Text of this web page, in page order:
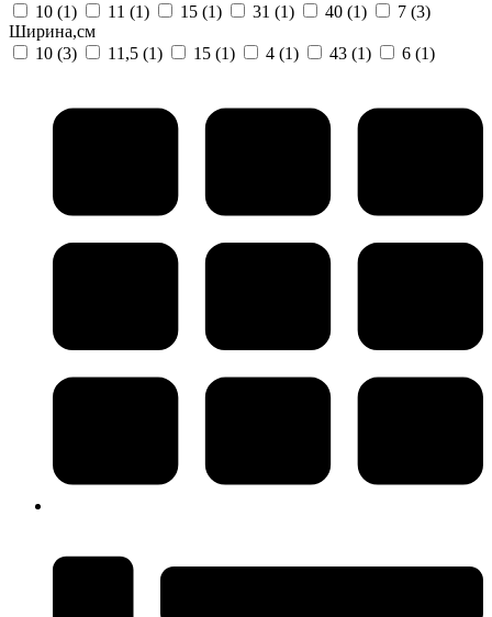
10 (1) 11 (1) 15 (1) 31 (1) 40 (1) 7 (3)
Ширина,см
10 (3) 11,5 (1) 15 (1) 4 (1) 43 (1) 6 (1)